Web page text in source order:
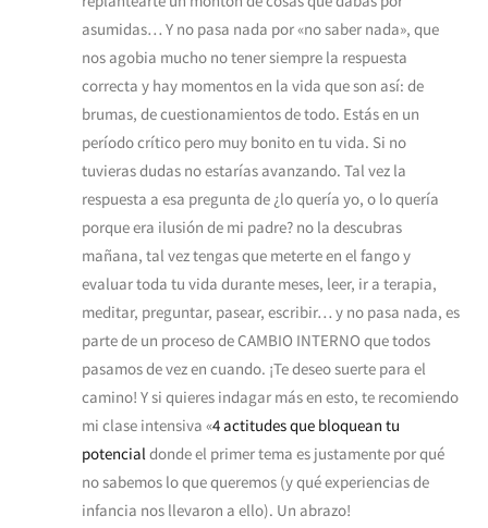
asumidas… Y no pasa nada por «no saber nada», que
nos agobia mucho no tener siempre la respuesta
correcta y hay momentos en la vida que son así: de
brumas, de cuestionamientos de todo. Estás en un
período crítico pero muy bonito en tu vida. Si no
tuvieras dudas no estarías avanzando. Tal vez la
respuesta a esa pregunta de ¿lo quería yo, o lo quería
porque era ilusión de mi padre? no la descubras
mañana, tal vez tengas que meterte en el fango y
evaluar toda tu vida durante meses, leer, ir a terapia,
meditar, preguntar, pasear, escribir… y no pasa nada, es
parte de un proceso de CAMBIO INTERNO que todos
pasamos de vez en cuando. ¡Te deseo suerte para el
camino! Y si quieres indagar más en esto, te recomiendo
mi clase intensiva «4 actitudes que bloquean tu
potencialdonde el primer tema es justamente por qué
no sabemos lo que queremos (y qué experiencias de
infancia nos llevaron a ello). Un abrazo!